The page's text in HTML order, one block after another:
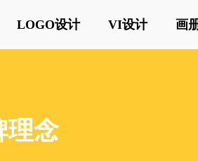
LOGO设计 VI设计 画
理念